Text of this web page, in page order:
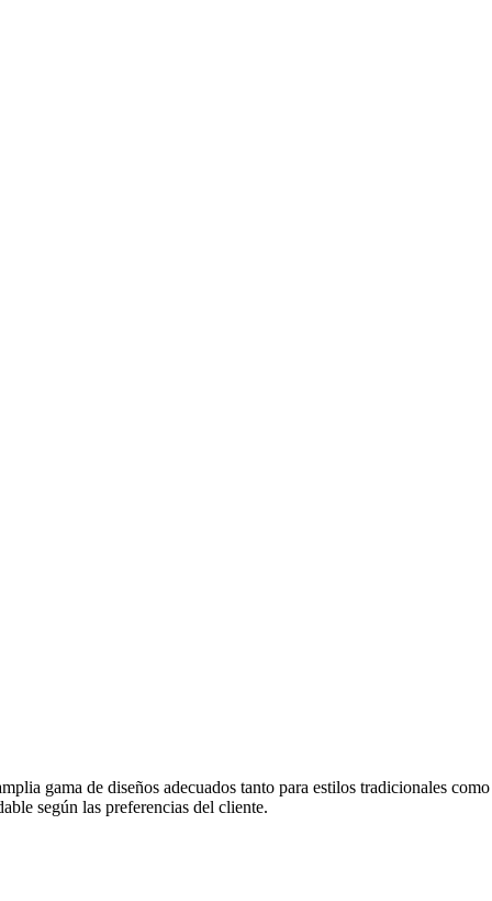
gama de diseños adecuados tanto para estilos tradicionales como
según las preferencias del cliente.